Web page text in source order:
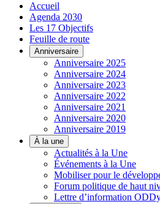
Accueil
Agenda 2030
Les 17 Objectifs
Feuille de route
Anniversaire
Anniversaire 2025
Anniversaire 2024
Anniversaire 2023
Anniversaire 2022
Anniversaire 2021
Anniversaire 2020
Anniversaire 2019
À la une
Actualités à la Une
Événements à la Une
Mobiliser pour le
Forum politique de haut
Lettre d’information